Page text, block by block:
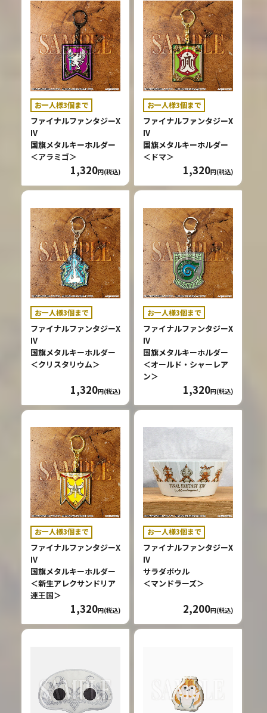
お一人様3個まで
ファイナルファンタジーX
IV
国旗メタルキーホルダー
＜アラミゴ＞
1,320円(税込)
お一人様3個まで
ファイナルファンタジーX
IV
国旗メタルキーホルダー
＜ドマ＞
1,320円(税込)
お一人様3個まで
ファイナルファンタジーX
IV
国旗メタルキーホルダー
＜クリスタリウム＞
1,320円(税込)
お一人様3個まで
ファイナルファンタジーX
IV
国旗メタルキーホルダー
＜オールド・シャーレア
ン＞
1,320円(税込)
お一人様3個まで
ファイナルファンタジーX
IV
国旗メタルキーホルダー
＜新生アレクサンドリア
連王国＞
1,320円(税込)
お一人様3個まで
ファイナルファンタジーX
IV
サラダボウル
＜マンドラーズ＞
2,200円(税込)